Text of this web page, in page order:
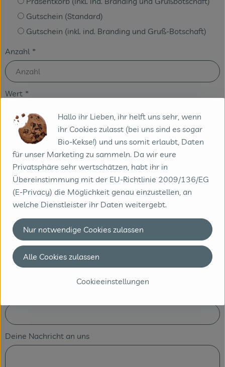
Gutschein (Standard)
Gutschein (inkl. ind. Branding und Gruß-Botschaft)
Anzahl *
Wert *
Lieferadresse *
Ansprechpartner *
Telefon
Deine Nachricht an uns
Hallo ihr Lieben, ihr helft uns sehr, wenn
ihr Cookies zulasst (bei uns sind es sogar
Bio-Kekse!) und uns somit erlaubt, Daten
für unser Marketing zu sammeln. Da wir eure
Privatsphäre sehr wertschätzen, habt ihr in
Übereinstimmung mit der EU-Richtlinie 2009/136/EG
(E-Privacy) die Möglichkeit genau einzustellen, an
welche Dienstleister ihr Daten weitergebt.
Cookieeinstellungen
Nur notwendige Cookies zulassen
Alle Cookies zulassen